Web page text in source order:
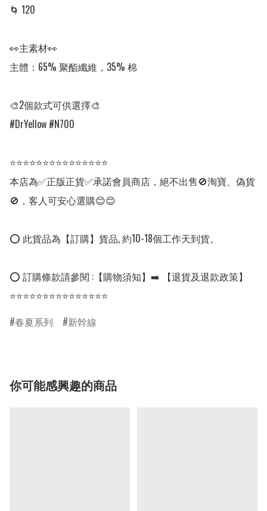
🌀 120
👀主素材👀
主體：65% 聚酯纖維，35% 棉
🎨2個款式可供選擇🎨
#DrYellow #N700
⭐⭐⭐⭐⭐⭐⭐⭐⭐⭐⭐⭐⭐⭐⭐
本店為✅正版正貨✅承諾會員商店，絕不出售🚫淘寶、偽貨
🚫，客人可安心選購😊😊
⭕ 此貨品為【訂購】貨品, 約10-18個工作天到貨。
⭕ 訂購條款請參閱 :【購物須知】➡️ 【退貨及退款政策】
⭐⭐⭐⭐⭐⭐⭐⭐⭐⭐⭐⭐⭐⭐⭐
春夏系列
新幹線
你可能感興趣的商品